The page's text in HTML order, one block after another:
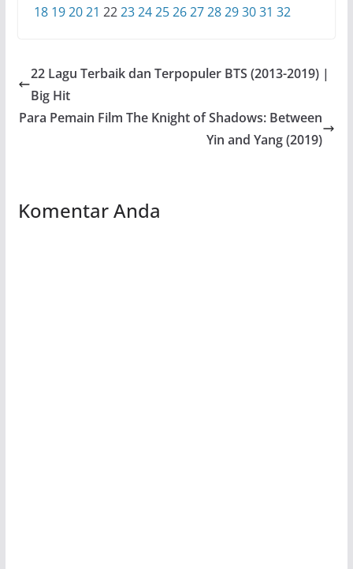
18 192021 22232425262728293031 32
22 Lagu Terbaik dan Terpopuler BTS (2013-2019) |
Big Hit
Para Pemain Film The Knight of Shadows: Between
Yin and Yang (2019)
Komentar Anda